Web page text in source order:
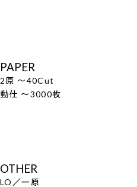
PAPER
2原 ～40Cut
動仕 ～3000枚
OTHER
LO／一原